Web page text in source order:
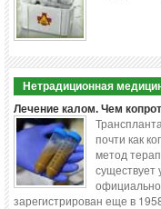
Нетрадиционная
Лечение калом. Чем
почти как
метод
существует
зарегистрирован еще в